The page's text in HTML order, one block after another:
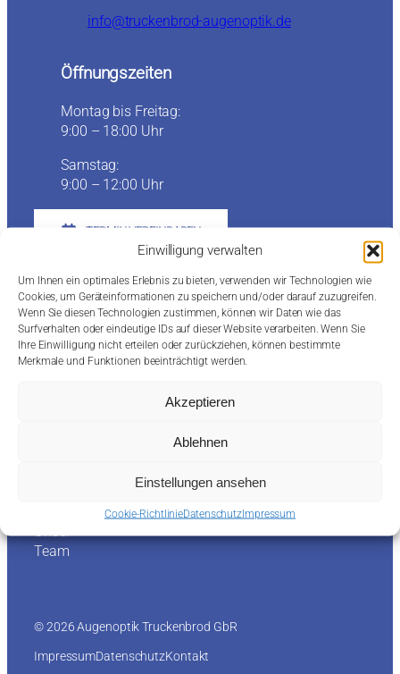
Einwilligung verwalten
Um Ihnen ein optimales Erlebnis zu bieten, verwenden wir Technologien wie
Cookies, um Geräteinformationen zu speichern und/oder darauf zuzugreifen.
Wenn Sie diesen Technologien zustimmen, können wir Daten wie das
Surfverhalten oder eindeutige IDs auf dieser Website verarbeiten. Wenn Sie
Ihre Einwilligung nicht erteilen oder zurückziehen, können bestimmte
Merkmale und Funktionen beeinträchtigt werden.
Akzeptieren
Ablehnen
Einstellungen ansehen
Cookie-RichtlinieDatenschutzImpressum
info@truckenbrod-augenoptik.de
Öffnungszeiten
Montag bis Freitag:
9:00 – 18:00 Uhr
Samstag:
9:00 – 12:00 Uhr
TERMIN VEREINBAREN
Leistungen
Brille
n
Kontaktlins
Unser
Team
© 2026 Augenoptik Truckenbrod GbR
ImpressumDatenschutzKontakt